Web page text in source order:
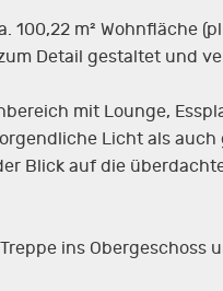
m² Wohnfläche
Detail gestaltet und
mit Lounge,
Licht als
Blick auf die
ins Obergeschoss